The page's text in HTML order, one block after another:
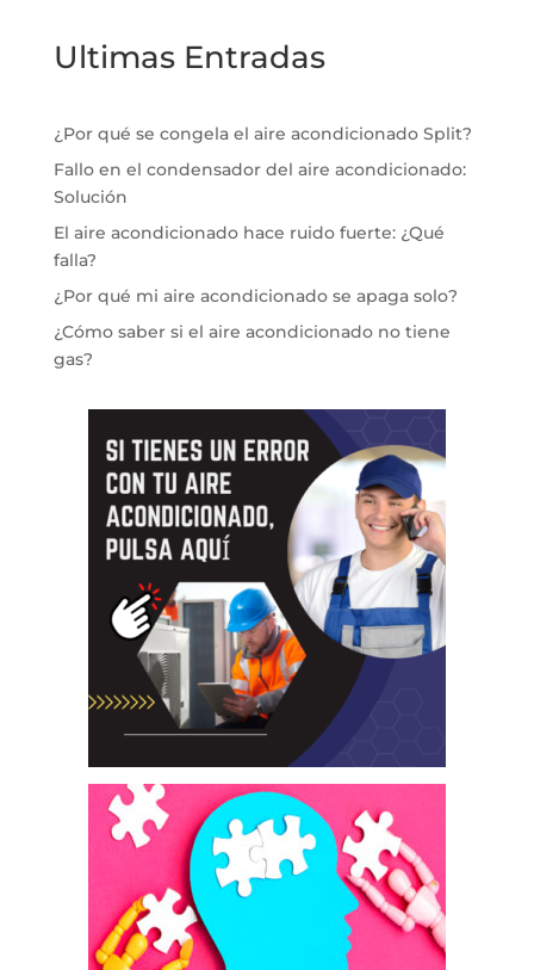
Ultimas Entradas
¿Por qué se congela el aire acondicionado Split?
Fallo en el condensador del aire acondicionado:
Solución
El aire acondicionado hace ruido fuerte: ¿Qué
falla?
¿Por qué mi aire acondicionado se apaga solo?
¿Cómo saber si el aire acondicionado no tiene
gas?